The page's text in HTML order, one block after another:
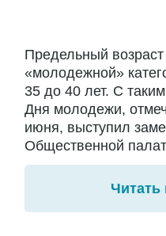
Предельный
«молодежной»
35 до 40 лет. С
Дня молодежи,
июня, выступил
Общественной